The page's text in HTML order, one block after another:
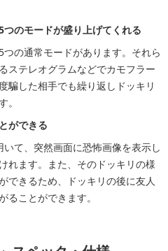
つのモードが盛り上げてくれる
の通常モードがあります。それら
ステレオグラムなどでカモフラー
騙した相手でも繰り返しドッキリ
。
ができる
て、突然画面に恐怖画像を表示し
れます。また、そのドッキリの様
できるため、ドッキリの後に友人
ることができます。